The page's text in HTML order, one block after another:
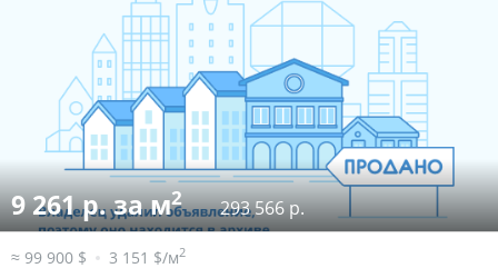
9 261 р. за м2 293 566 р.
≈ 99 900 $ 3 151 $/м2